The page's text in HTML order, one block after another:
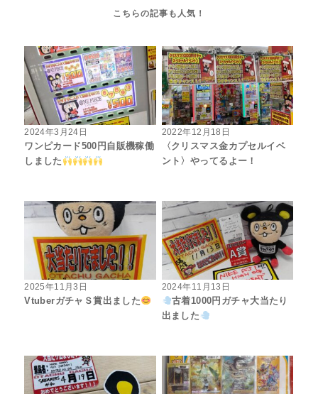
2024年3月24日
ワンピカード500円自販機稼働
しました
2022年12月18日
〈クリスマス金カプセルイベ
ント〉やってるよー！
2025年11月3日
VtuberガチャＳ賞出ました
2024年11月13日
古着1000円ガチャ大当たり
出ました